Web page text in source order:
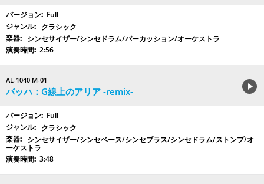
Full
クラシック
シンセサイザー/シンセドラム/パーカッション/オーケストラ
2:56
AL-1040 M-01
バッハ：G線上のアリア -remix-
Full
クラシック
シンセサイザー/シンセベース/シンセブラス/シンセドラム/ストンプ/オ
ーケストラ
3:48